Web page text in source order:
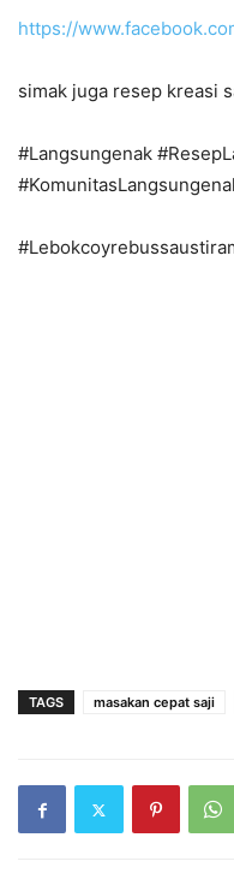
https://
simak juga resep kreasi
#Langsungenak
TAGS masakan cepat saji